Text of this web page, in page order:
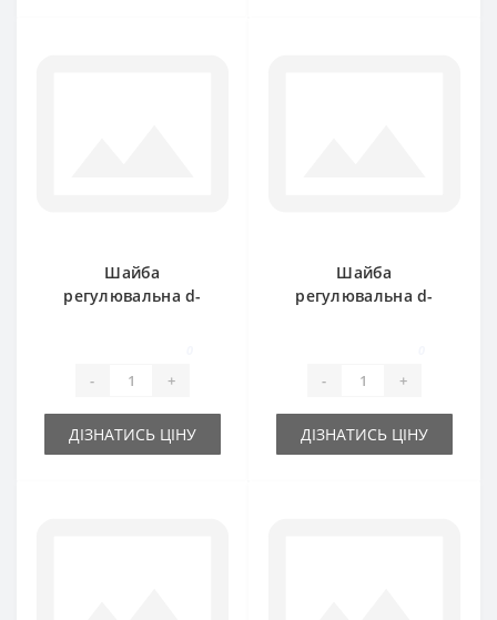
Шайба
регулювальна d-
- +
ДІЗНАТИСЬ ЦІНУ
Шайба
регулювальна d-
- +
ДІЗНАТИСЬ ЦІНУ